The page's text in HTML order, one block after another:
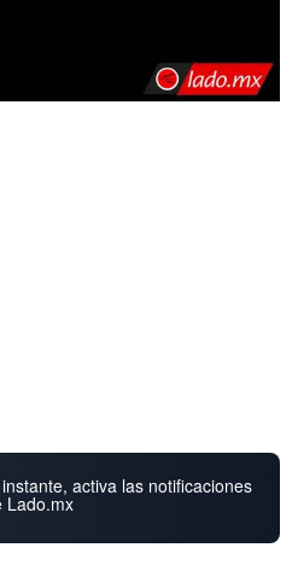
activa las notificaciones
Lado.mx